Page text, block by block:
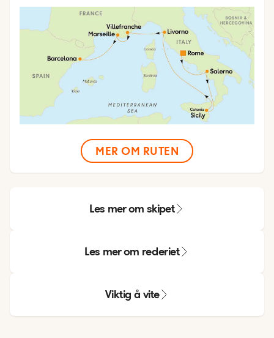
MER OM RUTEN
Les mer om skipet
Les mer om rederiet
Viktig å vite